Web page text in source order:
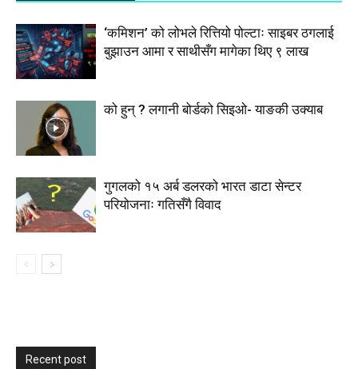
‘कमिशन’ को लोभले रित्तियो पोल्टाः साइबर ठगलाई
बुझाउन आमा र साथीसँग मागेका थिए ९ लाख
को हुन् ? लगानी बोर्डको सिइओ- याङकी उक्याब
गुगलको १५ अर्ब डलरको भारत डाटा सेन्टर
परियोजनाः गतिसँगै विवाद
Recent post